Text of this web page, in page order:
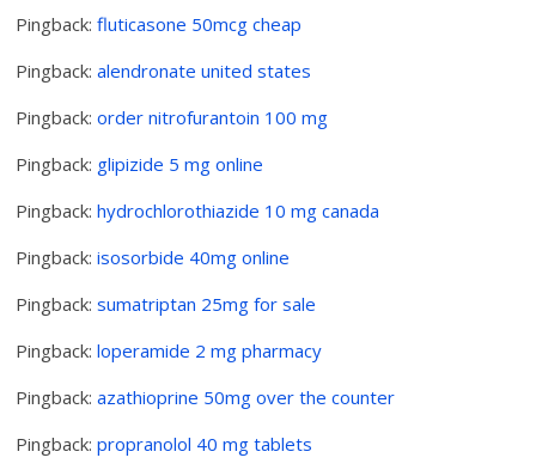
Pingback:fluticasone 50mcg cheap
Pingback:alendronate united states
Pingback:order nitrofurantoin 100 mg
Pingback: glipizide 5 mg online
Pingback:hydrochlorothiazide 10 mg canada
Pingback:isosorbide 40mg online
Pingback:sumatriptan 25mg for sale
Pingback:loperamide 2 mg pharmacy
Pingback:azathioprine 50mg over the counter
Pingback:propranolol 40 mg tablets